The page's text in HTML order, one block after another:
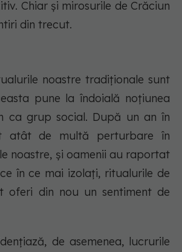
Chiar și mirosurile de Crăciun
din trecut.
noastre tradiționale sunt
pune la îndoială noțiunea
ca grup social. După un an în
atât de multă perturbare în
noastre, și oamenii au raportat
în ce mai izolați, ritualurile de
oferi din nou un sentiment de
de asemenea, lucrurile